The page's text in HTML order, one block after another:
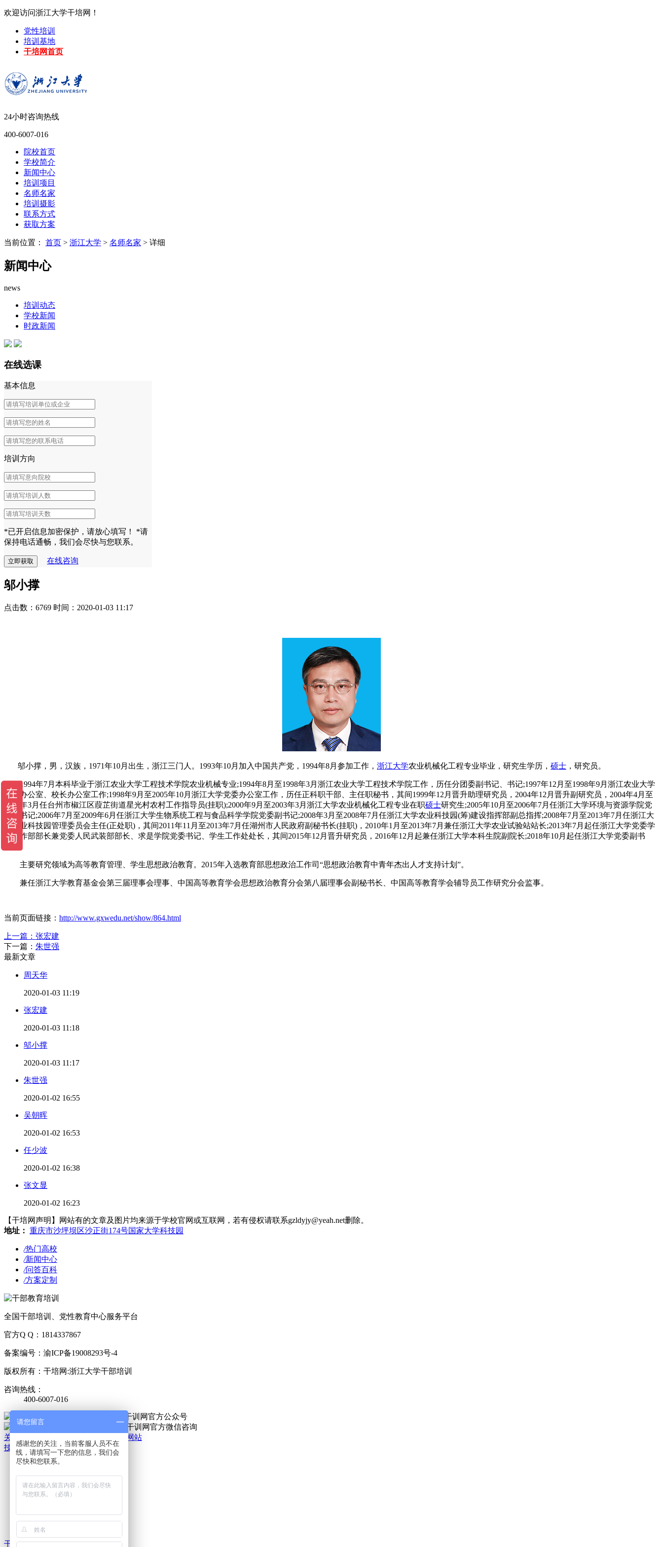
欢迎访问浙江大学干培网！
党性培训
培训基地
干培网首页
24小时咨询热线
400-6007-016
院校首页
学校简介
新闻中心
培训项目
名师名家
培训摄影
联系方式
获取方案
当前位置： 首页 > 浙江大学 > 名师名家 > 详细
新闻中心
news
培训动态
学校新闻
时政新闻
在线选课
基本信息
培训方向
*已开启信息加密保护，请放心填写！
*请
保持电话通畅，我们会尽快与您联系。
在线咨询
邬小撑
点击数：6769 时间：2020-01-03 11:17
邬小撑，男，汉族，1971年10月出生，浙江三门人。1993年10月加入中国共产党，1994年8月参加工作， 浙江大学农业机械化工程专业毕业，研究生学历， 硕士 ，研究员。
1994年7月本科毕业于浙江农业大学工程技术学院农业机械专业;1994年8月至1998年3月浙江农业大学工程技术学院工作，历任分团委副书记、书记;1997年12月至1998年9月浙江农业大学
党委办公室、校长办公室工作;1998年9月至2005年10月浙江大学党委办公室工作，历任正科职干部、主任职秘书，其间1999年12月晋升助理研究员，2004年12月晋升副研究员，2004年4月至
2005年3月任台州市椒江区葭芷街道星光村农村工作指导员(挂职);2000年9月至2003年3月浙江大学农业机械化工程专业在职硕士研究生;2005年10月至2006年7月任浙江大学环境与资源学院党
委副书记;2006年7月至2009年6月任浙江大学生物系统工程与食品科学学院党委副书记;2008年3月至2008年7月任浙江大学农业科技园(筹)建设指挥部副总指挥;2008年7月至2013年7月任浙江大
学农业科技园管理委员会主任(正处职)，其间2011年11月至2013年7月任湖州市人民政府副秘书长(挂职)，2010年1月至2013年7月兼任浙江大学农业试验站站长;2013年7月起任浙江大学党委学
生工作部部长兼党委人民武装部部长、求是学院党委书记、学生工作处处长，其间2015年12月晋升研究员，2016年12月起兼任浙江大学本科生院副院长;2018年10月起任浙江大学党委副书
记。
主要研究领域为高等教育管理、学生思想政治教育。2015年入选教育部思想政治工作司“思想政治教育中青年杰出人才支持计划”。
兼任浙江大学教育基金会第三届理事会理事、中国高等教育学会思想政治教育分会第八届理事会副秘书长、中国高等教育学会辅导员工作研究分会监事。
当前页面链接： http://www.gxwedu.net/show/864.html
上一篇： 张宏建
下一篇： 朱世强
最新文章
周天华
2020-01-03 11:19
张宏建
2020-01-03 11:18
邬小撑
2020-01-03 11:17
朱世强
2020-01-02 16:55
吴朝晖
2020-01-02 16:53
任少波
2020-01-02 16:38
张文显
2020-01-02 16:23
【干培网声明】网站有的文章及图片均来源于学校官网或互联网，若有侵权请联系gzldyjy@yeah.net删除。
地址： 重庆市沙坪坝区沙正街174号国家大学科技园
/热门高校
/新闻中心
/问答百科
/方案定制
全国干部培训、党性教育中心服务平台
官方Q Q：1814337867
备案编号：渝ICP备19008293号-4
版权所有：干培网:浙江大学干部培训
咨询热线：
400-6007-016
关于我们
手机网站
技术支持：干培网
干培 热线
请您留言
感谢您的关注，当前客服人员不在
线，请填写一下您的信息，我们会
尽快和您联系。